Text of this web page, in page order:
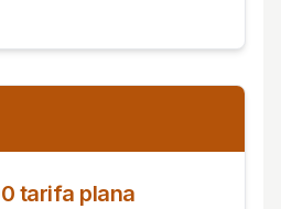
tarifa plana